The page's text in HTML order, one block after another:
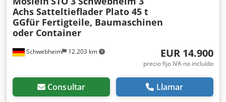
Schwebheim 12.203 km
Achs Satteltieflader Plato 45 t
GGfür Fertigteile, Baumaschinen
oder Container
EUR 14.900
precio fijo IVA no incluído
Consultar Llamar